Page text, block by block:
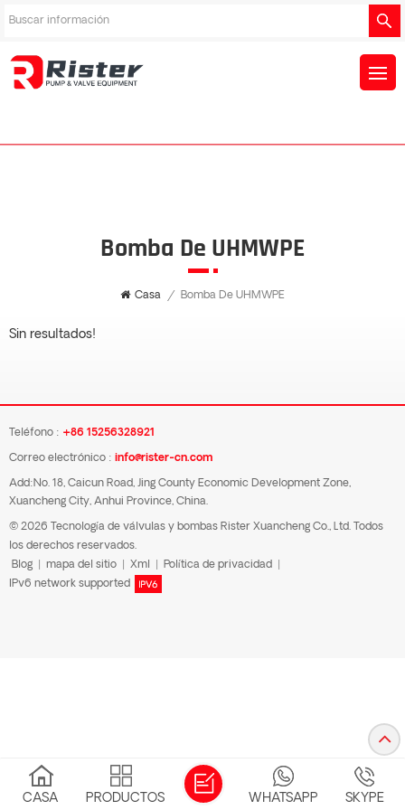
Bomba De UHMWPE
Casa / Bomba De UHMWPE
Sin resultados!
Teléfono : +86 15256328921
Correo electrónico : info@rister-cn.com
Add:No. 18, Caicun Road, Jing County Economic Development Zone,
Xuancheng City, Anhui Province, China.
© 2026 Tecnología de válvulas y bombas Rister Xuancheng Co., Ltd. Todos
los derechos reservados.
Blog
mapa del sitio Xml Política de privacidad
IPv6 network supported
CASA PRODUCTOS SKYPE
WHATSAPP